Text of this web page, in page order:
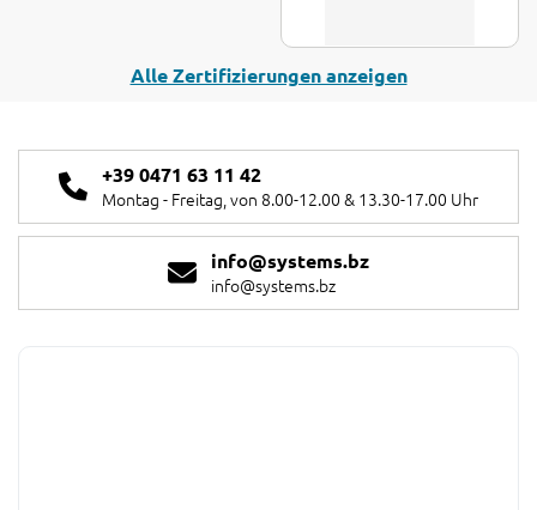
Alle Zertifizierungen anzeigen
+39 0471 63 11 42
Montag - Freitag, von 8.00-12.00 & 13.30-17.00 Uhr
info@systems.bz
info@systems.bz